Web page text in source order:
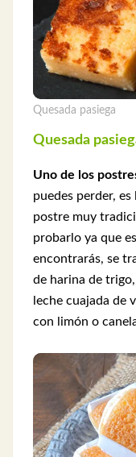
Quesada pasiega
Quesada
Uno de los
puedes perder,
postre muy
probarlo ya que
encontrarás, se
de harina de
leche cuajada de
con limón o